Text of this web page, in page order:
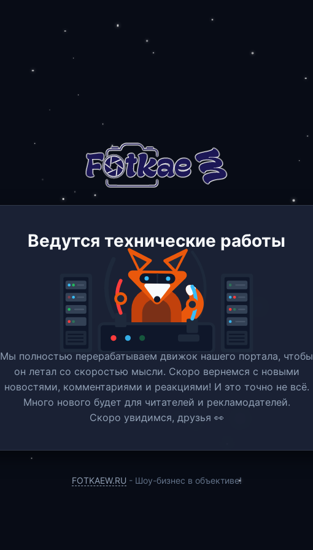
Ведутся технические работы
Мы полностью перерабатываем движок нашего портала, чтобы
он летал со скоростью мысли. Скоро вернемся c новыми
новостями, комментариями и реакциями! И это точно не всё.
Много нового будет для читателей и рекламодателей.
Скоро увидимся, друзья 👀
FOTKAEW.RU - Шоу-бизнес в объективе!